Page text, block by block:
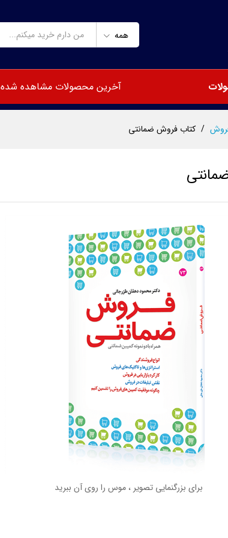
همه
آخرین محصولات مشاهده شده
/ کتاب فروش ضمانتی
برای بزرگنمایی تصویر ، موس را روی آن ببرید